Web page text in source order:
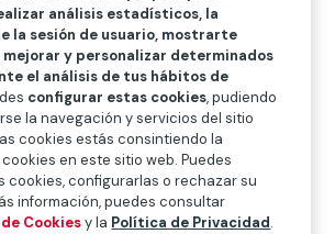
Y Z
de seguridad vial infantil
análisis estadísticos, la
la sesión de usuario, mostrarte
y personalizar determinados
el análisis de tus hábitos de
configurar estas cookies, pudiendo
la navegación y servicios del sitio
cookies estás consintiendo la
en este sitio web. Puedes
cookies, configurarlas o rechazar su
información, puedes consultar
Cookiesy la Política de Privacidad.